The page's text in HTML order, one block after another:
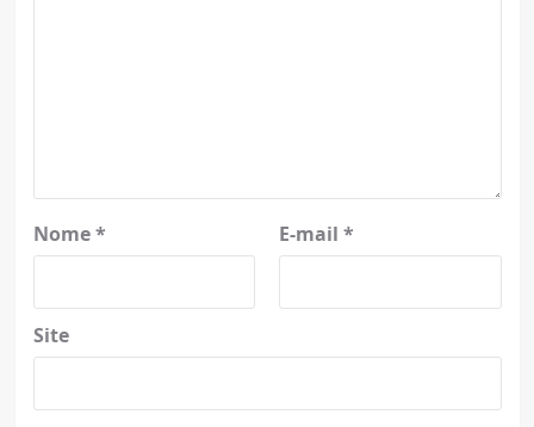
Nome* E-mail *
Site